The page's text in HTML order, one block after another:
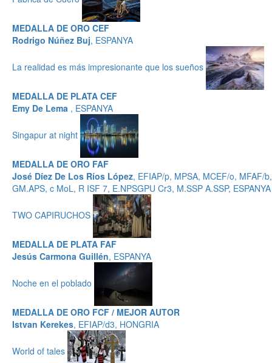
MEDALLA DE ORO CEF
Rodrigo Núñez Buj, ESPANYA
La realidad es más impresionante que los sueños
MEDALLA DE PLATA CEF
Emy De Lema , ESPANYA
Singapur at night
MEDALLA DE ORO FAF
José Díez De Los Ríos López, EFIAP/p, MPSA, MCEF/o, MFAF/b,
GM.APS, c MoL, R ISF 7, E.NPSGPU Cr3, M.SSP A.SSP, ESPANYA
TWO CAPIRUCHOS
MEDALLA DE PLATA FAF
Jesús Carmona Guillén, ESPANYA
Noche en el poblado
MEDALLA DE ORO FCF / MEJOR AUTOR
Istvan Kerekes, EFIAP/d3, HONGRIA
World of tales